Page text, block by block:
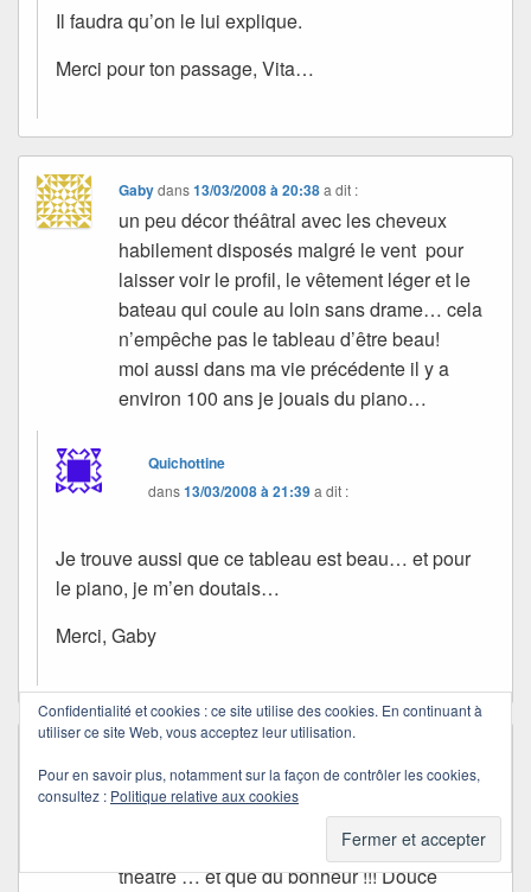
Il faudra qu’on le lui explique.
Merci pour ton passage, Vita…
Gabydans13/03/2008 à 20:38 a dit :
un peu décor théâtral avec les cheveux
habilement disposés malgré le vent pour
laisser voir le profil, le vêtement léger et le
bateau qui coule au loin sans drame… cela
n’empêche pas le tableau d’être beau!
moi aussi dans ma vie précédente il y a
environ 100 ans je jouais du piano…
Quichottine
dans13/03/2008 à 21:39a dit :
Je trouve aussi que ce tableau est beau… et pour
le piano, je m’en doutais…
Merci, Gaby
C’est un festival comme j’en rêve
Quichottine chez toi ce soir … Un peu de
musique, un peu de peinture, un peu de
théâtre … et que du bonheur !!! Douce
Confidentialité et cookies : ce site utilise des cookies. En continuant à
utiliser ce site Web, vous acceptez leur utilisation.
Pour en savoir plus, notamment sur la façon de contrôler les cookies,
consultez : Politique relative aux cookies